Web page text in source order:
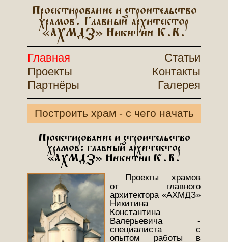
Проектирование и строительство
храмов. Главный архитектор
«АХМДЗ» Никитин К.В.
Главная
Проекты
Партнёры
Статьи
Контакты
Галерея
Построить храм - с чего начать
Проектирование и строительство
храмов: главный архитектор
«АХМДЗ» Никитин К.В.
Проекты храмов
от главного
архитектора «АХМДЗ»
Никитина
Константина
Валерьевича -
специалиста с
опытом работы в